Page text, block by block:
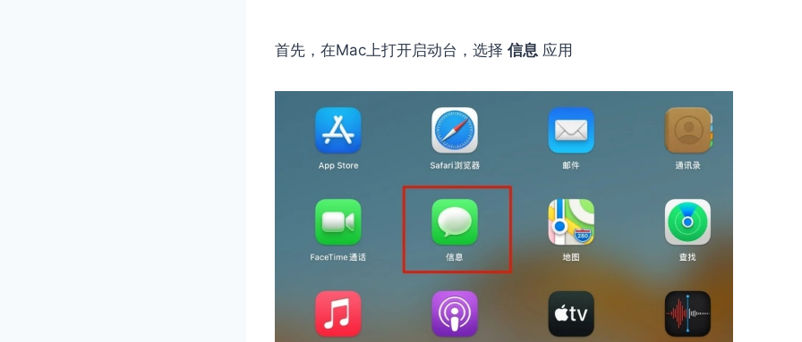
首先，在Mac上打开启动台，选择 信息 应用